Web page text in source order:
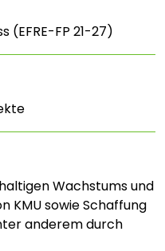
(EFRE-FP 21-27)
Wachstums und
KMU sowie Schaffung
anderem durch